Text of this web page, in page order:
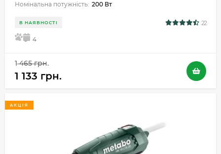
Номінальна потужність: 200 Вт
В НАЯВНОСТІ 22
5 4
1 465 грн.
1 133 грн.
АКЦІЯ